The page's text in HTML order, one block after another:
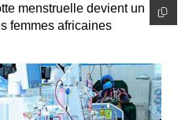
menstruelle devient un
femmes africaines